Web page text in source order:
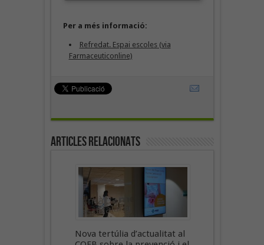
Per a més informació:
Refredat. Espai escoles (via
Farmaceuticonline)
Articles Relacionats
Nova tertúlia d’actualitat al